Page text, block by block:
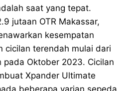
saat yang tepat.
jutaan OTR Makassar,
kesempatan
cicilan terendah mulai dari
pada Oktober 2023. Cicilan
Xpander Ultimate
beberapa varian sepeda